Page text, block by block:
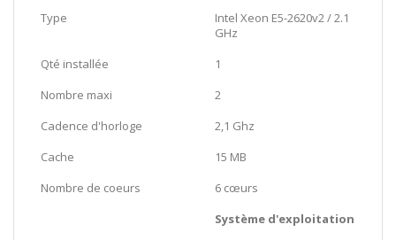
Type
Intel Xeon E5-2620v2 / 2.1
GHz
Qté installée
1
Nombre maxi
2
Cadence d'horloge
2,1 Ghz
Cache
15 MB
Nombre de coeurs
6 cœurs
Système d'exploitation